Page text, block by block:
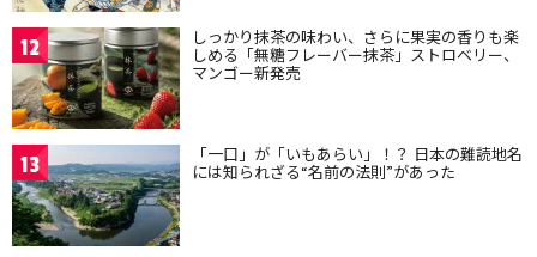
12 しっかり抹茶の味わい、さらに果実の香りも楽
しめる「無糖フレーバー抹茶」ストロベリー、
マンゴー新発売
13 「一口」が「いもあらい」！？ 日本の難読地名
には知られざる“名前の法則”があった